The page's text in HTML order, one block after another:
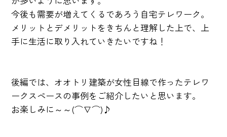
今後も需要が増えてくるであろう自宅テレワーク。
メリットとデメリットをきちんと理解した上で、上
手に生活に取り入れていきたいですね！
後編では、オオトリ建築が女性目線で作ったテレワ
ークスペースの事例をご紹介したいと思います。
お楽しみに～～(⌒∇⌒)♪